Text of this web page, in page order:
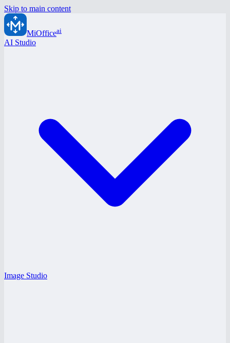
Skip to main content
MiOfficeai
AI Studio
Image Studio